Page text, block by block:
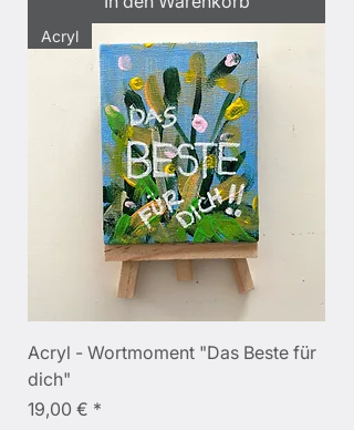
Acryl
Acryl - Wortmoment "Das Beste für
dich"
Preis
19,00 €